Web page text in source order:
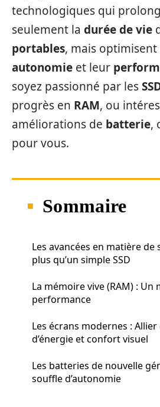
technologiques qui
seulement la durée de vie
portables, mais
autonomie et leur
soyez passionné par les
progrès en RAM, ou
améliorations de batterie,
pour vous.
Sommaire
Les avancées en matière de
plus qu’un simple SSD
La mémoire vive (RAM) : Un
performance
Les écrans modernes :
d’énergie et confort visuel
Les batteries de nouvelle
souffle d’autonomie